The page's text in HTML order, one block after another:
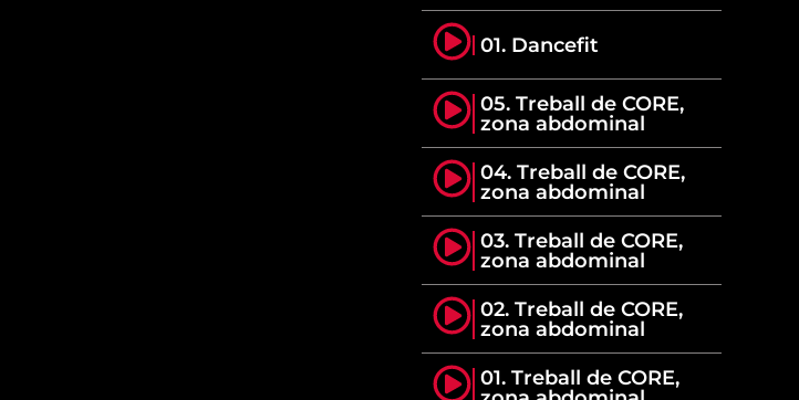
01. Dancefit
05. Treball de CORE,
zona abdominal
04. Treball de CORE,
zona abdominal
03. Treball de CORE,
zona abdominal
02. Treball de CORE,
zona abdominal
01. Treball de CORE,